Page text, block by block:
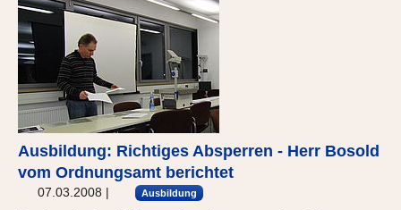
Ausbildung: Richtiges Absperren - Herr Bosold
vom Ordnungsamt berichtet
07.03.2008 | Ausbildung